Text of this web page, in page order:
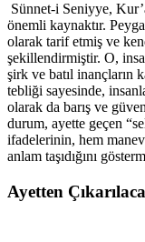
Sünnet-i Seniyye,
önemli kaynaktır.
olarak tarif etmiş ve
şekillendirmiştir. O,
şirk ve batıl inançların
tebliği sayesinde,
olarak da barış ve
durum, ayette geçen
ifadelerinin, hem
anlam taşıdığını
Ayetten